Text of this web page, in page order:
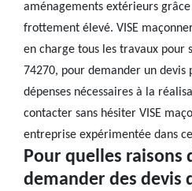
aménagements extérieurs
frottement élevé. VISE
en charge tous les travaux pour
74270, pour demander un devis
dépenses nécessaires à la
contacter sans hésiter VISE
entreprise expérimentée dans
Pour quelles raisons
demander des devis